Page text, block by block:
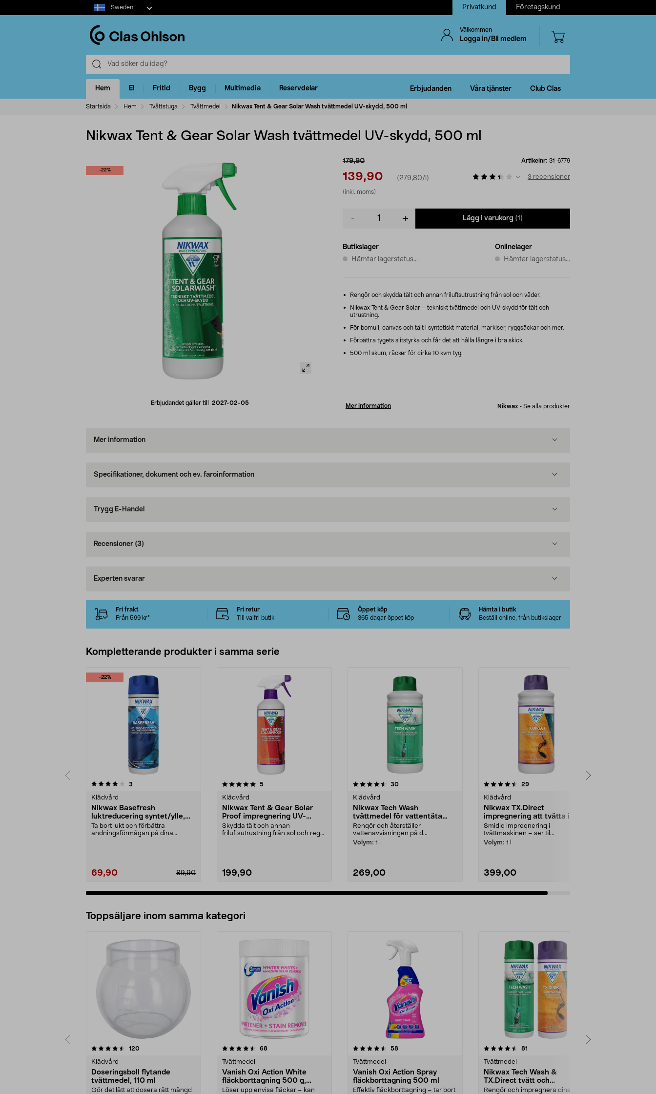
Select
market
Sweden Privatkund Företagskund
Välkommen
Logga in/Bli medlem
Hem El Fritid Bygg Multimedia Reservdelar Erbjudanden Våra tjänster Club Clas
Startsida Hem Tvättstuga Tvättmedel Nikwax Tent & Gear Solar Wash tvättmedel UV-skydd, 500 ml
Nikwax Tent & Gear Solar Wash tvättmedel UV-skydd, 500 ml
-22%
Erbjudandet gäller till 2027-02-05
179,90
139,90 (279,80/l)
(inkl. moms)
Artikelnr: 31-6779
3 recensioner
Lägg i varukorg (1)
Butikslager
Hämtar lagerstatus...
Onlinelager
Hämtar lagerstatus...
Rengör och skydda tält och annan friluftsutrustning från sol och väder.
Nikwax Tent & Gear Solar – tekniskt tvättmedel och UV-skydd för tält och
utrustning.
För bomull, canvas och tält i syntetiskt material, markiser, ryggsäckar och mer.
Förbättra tygets slitstyrka och får det att hålla längre i bra skick.
500 ml skum, räcker för cirka 10 kvm tyg.
Mer information Nikwax - Se alla produkter
Mer information
Specifikationer, dokument och ev. faroinformation
Trygg E-Handel
Recensioner (3)
Experten svarar
Fri frakt
Från 599 kr*
Fri retur
Till valfri butik
Öppet köp
365 dagar öppet köp
Hämta i butik
Beställ online, från butikslager
Kompletterande produkter i samma serie
-22%
3
Klädvård
Nikwax Basefresh
luktreducering syntet/ylle,
300 ml
Ta bort lukt och förbättra
andningsförmågan på dina
89,90
69,90
5.0av 5 stjärnor 5recensioner
Klädvård
Nikwax Tent & Gear Solar
Proof impregnering UV-
skydd, 500 ml
Skydda tält och annan
friluftsutrustning från sol och regn.
199,90
4.5av 5 stjärnor 30recensioner
Klädvård
Nikwax Tech Wash
tvättmedel för vattentäta
kläder
Rengör och återställer
vattenavvisningen på d...
Volym: 1 l
269,00
4.5av 5 stjärnor 29recensioner
Klädvård
Nikwax TX.Direct
impregnering att tvätta in
Smidig impregnering i
tvättmaskinen – ser til...
Volym: 1 l
399,00
Toppsäljare inom samma kategori
120recensioner
Klädvård
Doseringsboll flytande
tvättmedel, 110 ml
Gör det lätt att dosera rätt mängd
4.5 av 5 stjärnor 68recensioner
Tvättmedel
Vanish Oxi Action White
fläckborttagning 500 g,
pulver
Löser upp envisa fläckar – kan
4.5 av 5 stjärnor 58recensioner
Tvättmedel
Vanish Oxi Action Spray
fläckborttagning 500 ml
Effektiv fläckborttagning – tar bort
4.5 av 5 stjärnor 81
Tvättmedel
Nikwax Tech Wash &
TX.Direct tvätt och
impregnering, 2-pack
Rengör och impregnera dina
4.5 av 5 stjärnor